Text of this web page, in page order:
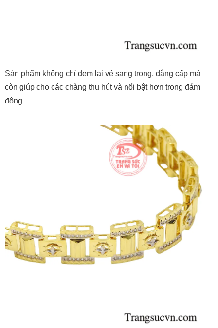
Sản phẩm không chỉ đem lại vẻ sang trọng, đẳng cấp mà
còn giúp cho các chàng thu hút và nổi bật hơn trong đám
đông.